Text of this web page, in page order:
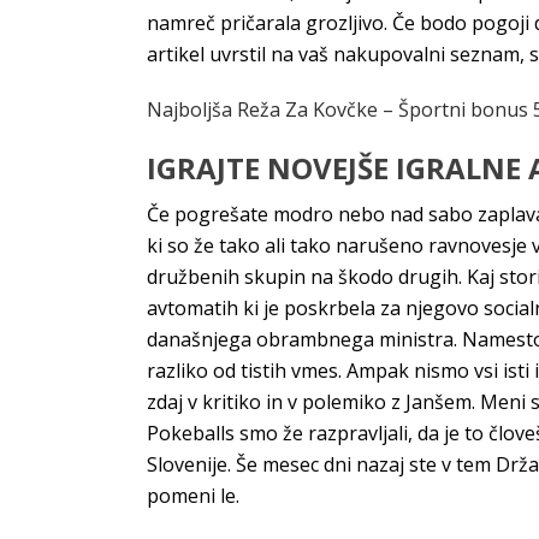
namreč pričarala grozljivo. Če bodo
artikel uvrstil na vaš nakupovalni seznam,
Najboljša Reža Za Kovčke – Športni
IGRAJTE NOVEJŠE
Če pogrešate modro nebo nad sabo
ki so že tako ali tako narušeno
družbenih skupin na škodo drugih. Kaj
avtomatih ki je poskrbela za njegovo
današnjega obrambnega ministra.
razliko od tistih vmes. Ampak nismo vsi
zdaj v kritiko in v polemiko z Janšem.
Pokeballs smo že razpravljali, da je to
Slovenije. Še mesec dni nazaj ste v tem
pomeni le.